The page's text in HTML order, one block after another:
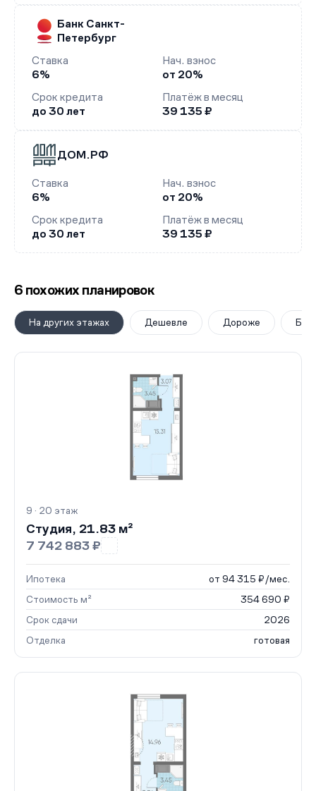
Банк Санкт-
Петербург
Ставка
6%
Нач. взнос
от 20%
Срок кредита
до 30 лет
Платёж в месяц
39 135 ₽
ДОМ.РФ
Ставка
6%
Нач. взнос
от 20%
Срок кредита
до 30 лет
Платёж в месяц
39 135 ₽
6 похожих планировок
На других этажах Дешевле Дороже
9 · 20 этаж
Студия, 21.83 м²
7 742 883 ₽
Ипотека
от 94 315 ₽/мес.
Стоимость м²
354 690 ₽
Срок сдачи
2026
Отделка
готовая